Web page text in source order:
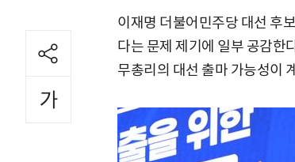
이재명 더불어민주당 대선 후
다는 문제 제기에 일부 공감한
무총리의 대선 출마 가능성이